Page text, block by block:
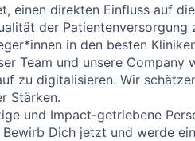
einen direkten Einfluss auf
der
in den besten
Team und unsere Company
zu digitalisieren. Wir
Stärken.
und Impact-getriebene
Dich jetzt und werde